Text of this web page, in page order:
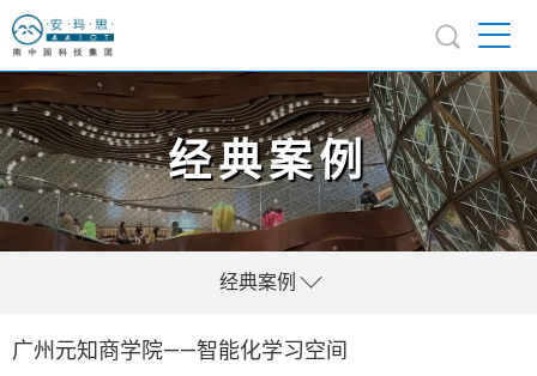
经典案例
经典案例
广州元知商学院——智能化学习空间